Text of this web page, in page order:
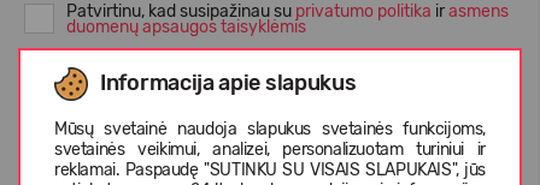
Informacija apie slapukus
Mūsų svetainė naudoja slapukus svetainės funkcijoms,
svetainės veikimui, analizei, personalizuotam turiniui ir
reklamai. Paspaudę "SUTINKU SU VISAIS SLAPUKAIS", jūs
Patvirtinu, kad susipažinau su privatumo politika irasmens
duomenų apsaugos taisyklėmis